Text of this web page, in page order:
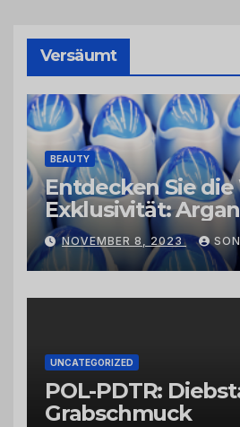
Versäumt
BEAUTY
Entdecken Sie
Exklusivität:
Großhändlern
NOVEMBER 8, 2023
UNCATEGORIZED
POL-PDTR:
Grabschmuck